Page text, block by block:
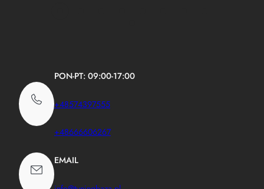
PON-PT: 09:00-17:00
+48574397555
+48666606267
EMAIL